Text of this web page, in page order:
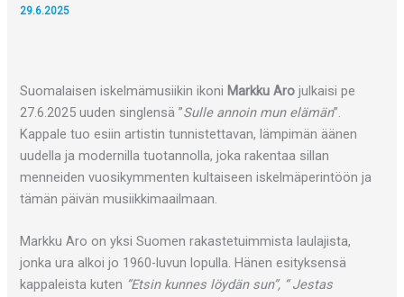
29.6.2025
Suomalaisen iskelmämusiikin ikoni Markku Aro julkaisi pe
27.6.2025 uuden singlensä ”Sulle annoin mun elämän”.
Kappale tuo esiin artistin tunnistettavan, lämpimän äänen
uudella ja modernilla tuotannolla, joka rakentaa sillan
menneiden vuosikymmenten kultaiseen iskelmäperintöön ja
tämän päivän musiikkimaailmaan.
Markku Aro on yksi Suomen rakastetuimmista laulajista,
jonka ura alkoi jo 1960-luvun lopulla. Hänen esityksensä
kappaleista kuten ”Etsin kunnes löydän sun”, “ Jestas